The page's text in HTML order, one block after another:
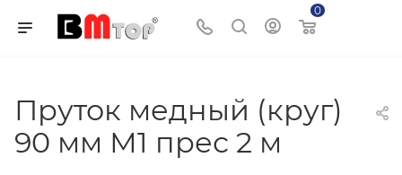
0
Пруток медный (круг)
90 мм М1 прес 2 м